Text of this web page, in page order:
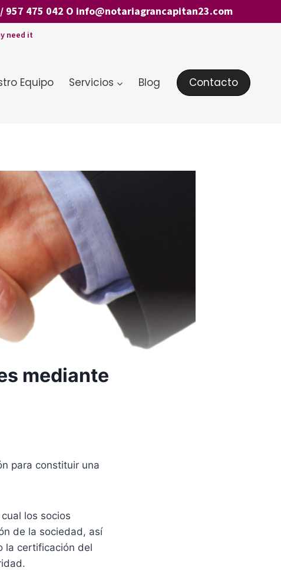
/ 957 475 042 O info@notariagrancapitan23.com
need it
Equipo Servicios Blog Contacto
mediante
para constituir una
los socios
de la sociedad, así
la certificación del